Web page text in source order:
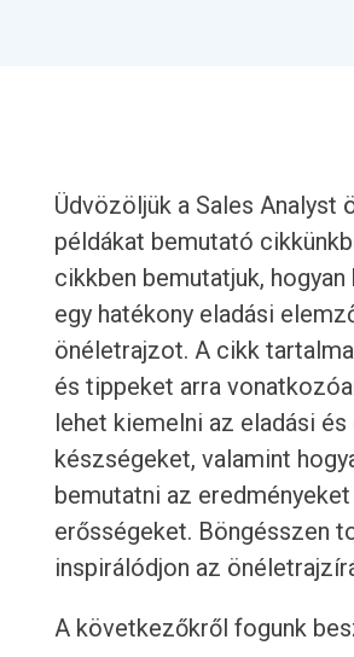
Üdvözöljük a Sales Analyst
példákat bemutató
cikkben bemutatjuk,
egy hatékony eladási
önéletrajzot. A cikk
és tippeket arra
lehet kiemelni az eladási
készségeket, valamint
bemutatni az
erősségeket. Böngésszen
inspirálódjon az
A következőkről fogunk